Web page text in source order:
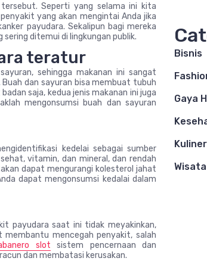
Seperti yang selama ini kita
yang akan mengintai Anda jika
payudara. Sekalipun bagi mereka
ditemui di lingkungan publik.
teratur
sehingga makanan ini sangat
dan sayuran bisa membuat tubuh
saja, kedua jenis makanan ini juga
mengonsumsi buah dan sayuran
kedelai sebagai sumber
vitamin, dan mineral, dan rendah
dapat mengurangi kolesterol jahat
dapat mengonsumsi kedalai dalam
payudara saat ini tidak meyakinkan,
membantu mencegah penyakit, salah
slot sistem pencernaan dan
dan membatasi kerusakan.
Bisnis
Gaya
Kuliner
Wisata